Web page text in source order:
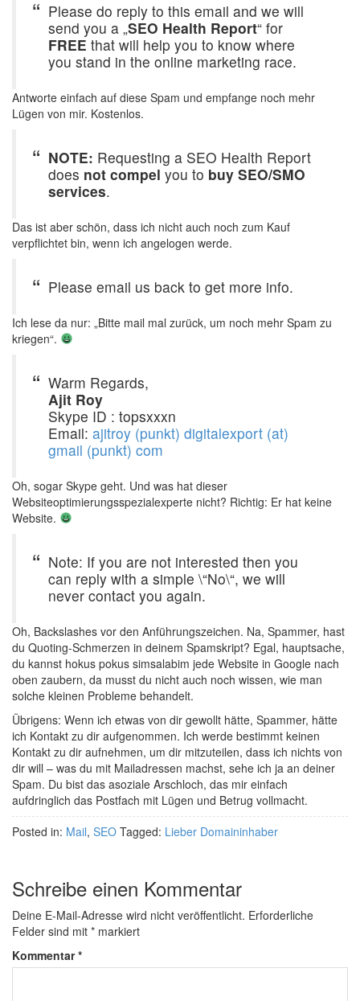
Please do reply to this email and we will
send you a „SEO Health Report“ for
FREE that will help you to know where
you stand in the online marketing race.
Antworte einfach auf diese Spam und empfange noch mehr
Lügen von mir. Kostenlos.
NOTE: Requesting a SEO Health Report
does not compel you to buy SEO/SMO
services.
Das ist aber schön, dass ich nicht auch noch zum Kauf
verpflichtet bin, wenn ich angelogen werde.
Please email us back to get more info.
Ich lese da nur: „Bitte mail mal zurück, um noch mehr Spam zu
kriegen“.
Warm Regards,
Ajit Roy
Skype ID : topsxxxn
Email: ajitroy (punkt) digitalexport (at)
gmail (punkt) com
Oh, sogar Skype geht. Und was hat dieser
Websiteoptimierungsspezialexperte nicht? Richtig: Er hat keine
Website.
Note: If you are not interested then you
can reply with a simple \“No\“, we will
never contact you again.
Oh, Backslashes vor den Anführungszeichen. Na, Spammer, hast
du Quoting-Schmerzen in deinem Spamskript? Egal, hauptsache,
du kannst hokus pokus simsalabim jede Website in Google nach
oben zaubern, da musst du nicht auch noch wissen, wie man
solche kleinen Probleme behandelt.
Übrigens: Wenn ich etwas von dir gewollt hätte, Spammer, hätte
ich Kontakt zu dir aufgenommen. Ich werde bestimmt keinen
Kontakt zu dir aufnehmen, um dir mitzuteilen, dass ich nichts von
dir will – was du mit Mailadressen machst, sehe ich ja an deiner
Spam. Du bist das asoziale Arschloch, das mir einfach
aufdringlich das Postfach mit Lügen und Betrug vollmacht.
Posted in: Mail, SEO Tagged: Lieber Domaininhaber
Schreibe einen Kommentar
Deine E-Mail-Adresse wird nicht veröffentlicht. Erforderliche
Felder sind mit * markiert
Kommentar*